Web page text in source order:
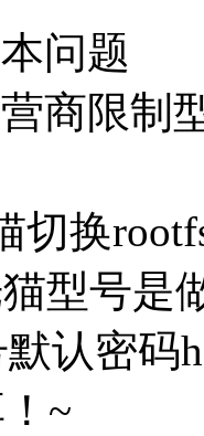
问题
商限制
切换
型号是
认密码
~